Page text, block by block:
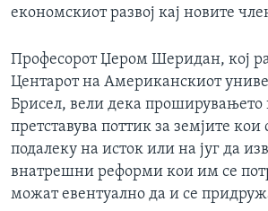
економскиот развој кај новите
Професорот Џером Шеридан, кој
Центарот на Американскиот
Брисел, вели дека проширувањето
претставува поттик за земјите кои
подалеку на исток или на југ да
внатрешни реформи кои им се
можат евентуално да и се